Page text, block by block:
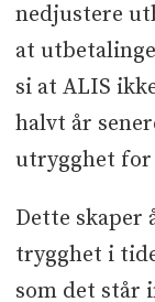
nedjustere
at
si at ALIS
halvt år
utrygghet for
Dette skaper
trygghet i
som det står